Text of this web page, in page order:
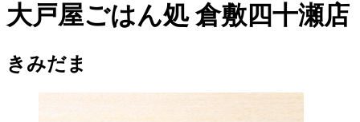
大戸屋ごはん処 倉敷四十瀬店
きみだま